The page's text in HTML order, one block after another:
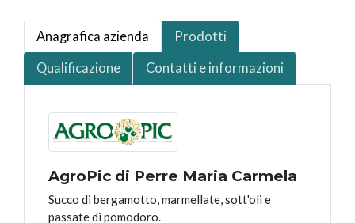
Anagrafica azienda
Prodotti
Qualificazione
Contatti e informazioni
AgroPic di Perre Maria Carmela
Succo di bergamotto, marmellate, sott'oli e
passate di pomodoro.